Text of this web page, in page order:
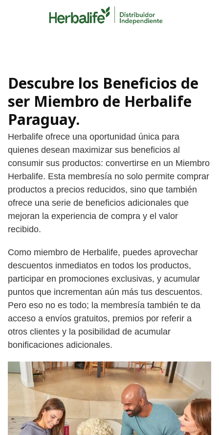
Descubre los Beneficios de
ser Miembro de Herbalife
Paraguay.
Herbalife ofrece una oportunidad única para
quienes desean maximizar sus beneficios al
consumir sus productos: convertirse en un Miembro
Herbalife. Esta membresía no solo permite comprar
productos a precios reducidos, sino que también
ofrece una serie de beneficios adicionales que
mejoran la experiencia de compra y el valor
recibido.
Como miembro de Herbalife, puedes aprovechar
descuentos inmediatos en todos los productos,
participar en promociones exclusivas, y acumular
puntos que incrementan aún más tus descuentos.
Pero eso no es todo; la membresía también te da
acceso a envíos gratuitos, premios por referir a
otros clientes y la posibilidad de acumular
bonificaciones adicionales.